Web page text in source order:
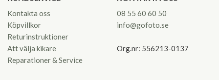
Kontakta oss
Köpvillkor
Returinstruktioner
Att välja kikare
Reparationer & Service
08 55 60 60 50
info@gofoto.se
Org.nr: 556213-0137